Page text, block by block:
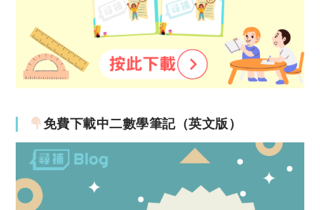
免費下載中二數學筆記（英文版）